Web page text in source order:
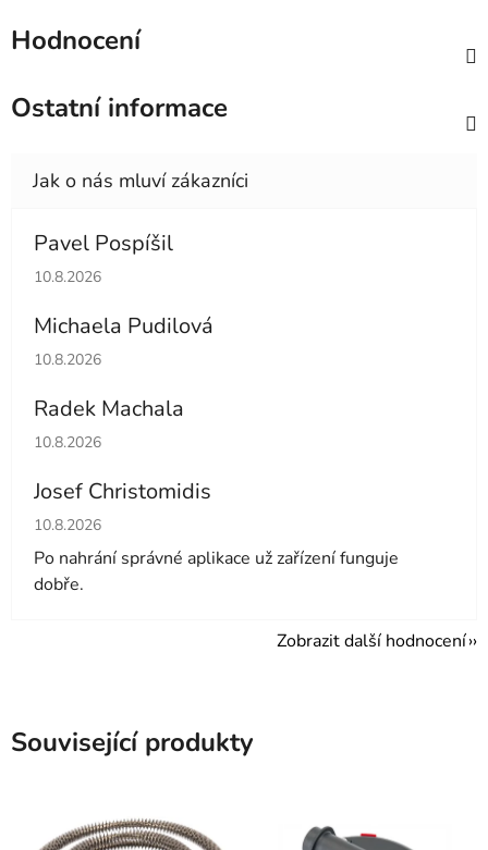
Hodnocení
Ostatní informace
Pavel Pospíšil
Hodnocení obchodu je 5 z 5 hvězdiček.
10.8.2026
Michaela Pudilová
Hodnocení obchodu je 5 z 5 hvězdiček.
10.8.2026
Radek Machala
Hodnocení obchodu je 5 z 5 hvězdiček.
10.8.2026
Josef Christomidis
Hodnocení obchodu je 5 z 5 hvězdiček.
10.8.2026
Po nahrání správné aplikace už zařízení funguje
dobře.
Zobrazit další hodnocení
Související produkty